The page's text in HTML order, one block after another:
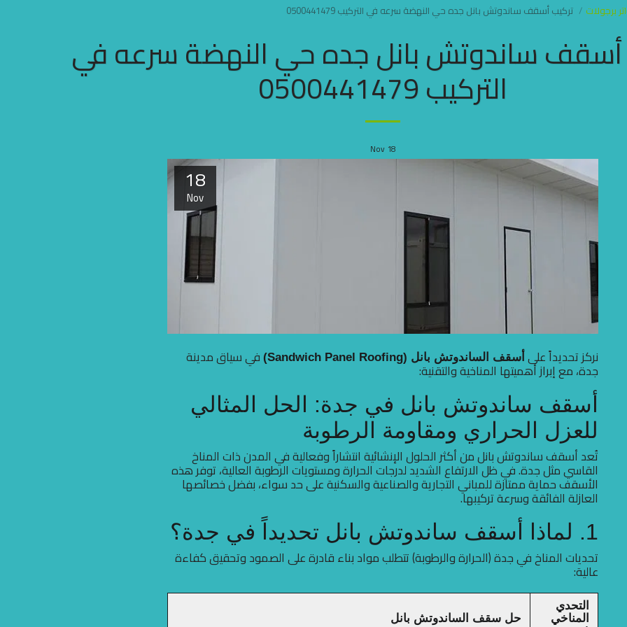
برجولات تركيب أسقف ساندوتش بانل جده حي النهضة سرعه في التركيب 0500441479
أسقف ساندوتش بانل جده حي النهضة سرعه في
التركيب 0500441479
18
Nov
18
Nov
نركز تحديداً على أسقف الساندوتش بانل (Sandwich Panel Roofing) في سياق مدينة
جدة، مع إبراز أهميتها المناخية والتقنية:
أسقف ساندوتش بانل في جدة: الحل المثالي
للعزل الحراري ومقاومة الرطوبة
تُعد أسقف ساندوتش بانل من أكثر الحلول الإنشائية انتشاراً وفعالية في المدن ذات المناخ
القاسي مثل جدة. في ظل الارتفاع الشديد لدرجات الحرارة ومستويات الرطوبة العالية، توفر هذه
الأسقف حماية ممتازة للمباني التجارية والصناعية والسكنية على حد سواء، بفضل خصائصها
العازلة الفائقة وسرعة تركيبها.
1. لماذا أسقف ساندوتش بانل تحديداً في جدة؟
تحديات المناخ في جدة (الحرارة والرطوبة) تتطلب مواد بناء قادرة على الصمود وتحقيق كفاءة
عالية:
التحدي
المناخي
حل سقف الساندوتش بانل